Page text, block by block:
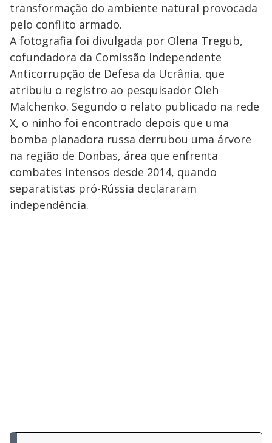
transformação do ambiente natural provocada
pelo conflito armado.
A fotografia foi divulgada por Olena Tregub,
cofundadora da Comissão Independente
Anticorrupção de Defesa da Ucrânia, que
atribuiu o registro ao pesquisador Oleh
Malchenko. Segundo o relato publicado na rede
X, o ninho foi encontrado depois que uma
bomba planadora russa derrubou uma árvore
na região de Donbas, área que enfrenta
combates intensos desde 2014, quando
separatistas pró-Rússia declararam
independência.